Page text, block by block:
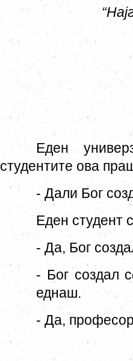
Еден
студентите ова
- Дали Бог
Еден студент
- Да, Бог
- Бог создал с
еднаш.
- Да,